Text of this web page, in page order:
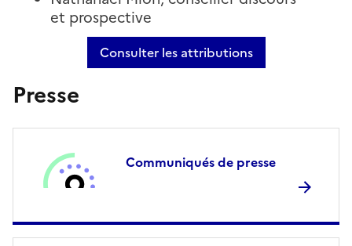
et prospective
Consulter les attributions
Presse
Communiqués de presse
Image